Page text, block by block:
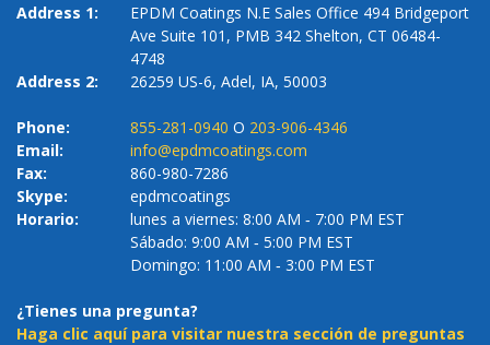
Address 1:
EPDM Coatings N.E Sales Office 494 Bridgeport
Ave Suite 101, PMB 342 Shelton, CT 06484-
4748
Address 2:
26259 US-6, Adel, IA, 50003
Phone: 855-281-0940 O 203-906-4346
Email:
info@epdmcoatings.com
Fax:
860-980-7286
Skype:
epdmcoatings
Horario:
lunes a viernes: 8:00 AM ‐ 7:00 PM EST
Sábado: 9:00 AM ‐ 5:00 PM EST
Domingo: 11:00 AM ‐ 3:00 PM EST
¿Tienes una pregunta?
Haga clic aquí para visitar nuestra sección de preguntas